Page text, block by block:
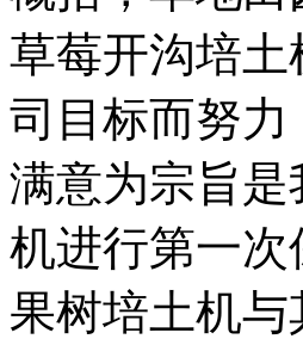
草莓开沟培
司目标而努
满意为宗旨
机进行第一
果树培土机